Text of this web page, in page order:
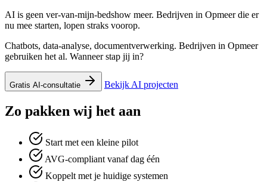
AI is geen ver-van-mijn-bedshow meer. Bedrijven in Opmeer die er
nu mee starten, lopen straks voorop.
Chatbots, data-analyse, documentverwerking. Bedrijven in Opmeer
gebruiken het al. Wanneer stap jij in?
Gratis AI-consultatie Bekijk AI projecten
Zo pakken wij het aan
Start met een kleine pilot
AVG-compliant vanaf dag één
Koppelt met je huidige systemen